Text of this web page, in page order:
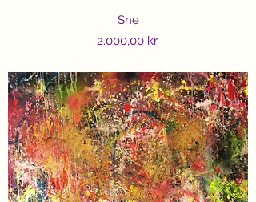
Sne
Price
2.000,00 kr.